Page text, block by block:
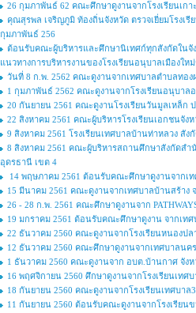
26 กุมภาพันธ์ 62 คณะศึกษาดูงานจากโรงเรียนเกา
คุณสุรพล เจริญภูมิ ท้องถิ่นจังหวัด ตรวจเยี่ยมโรงเ
กุมภาพันธ์ 256
ต้อนรับคณะผู้บริหารและศึกษานิเทศก์ทุกสังกัดในจั
แนวทางการบริหารงานของโรงเรียนอนุบาลเมืองใ
วันที่ 8 ก.พ. 2562 คณะดูงานจากเทศบาลตำบลทอง
1 กุมภาพันธ์ 2562 คณะดูงานจากโรงเรียนอนุบาล
20 กันยายน 2561 คณะดูงานโรงเรียนวันมูลเหล็ก
22 สิงหาคม 2561 คณะผู้บริหารโรงเรียนเอกชนจัง
9 สิงหาคม 2561 โรงเรียนเทศบาลบ้านท่าหลวง สัง
8 สิงหาคม 2561 คณะผู้บริหารสถานศึกษาสังกัดส
อุดรธานี เขต 4
14 พฤษภาคม 2561 ต้อนรับคณะศึกษาดูงานจากเ
15 มีนาคม 2561 คณะดูงานจากเทศบาลบ้านสร้าง
26 - 28 ก.พ. 2561 คณะศึกษาดูงานจาก
19 มกราคม 2561 ต้อนรับคณะศึกษาดูงาน จากเทศ
22 ธันวาคม 2560 คณะดูงานจากโรงเรียนหนองปล
12 ธันวาคม 2560 คณะศึกษาดูงานจากเทศบาลนค
1 ธันวาคม 2560 คณะดูงานจาก อบต.บ้านกาศ จัง
16 พฤศจิกายน 2560 ศึกษาดูงานจากโรงเรียนเทศ
18 กันยายน 2560 คณะดูงานจากโรงเรียนเทศบาล
11 กันยายน 2560 ต้อนรับคณะดูงานจากโรงเรียน